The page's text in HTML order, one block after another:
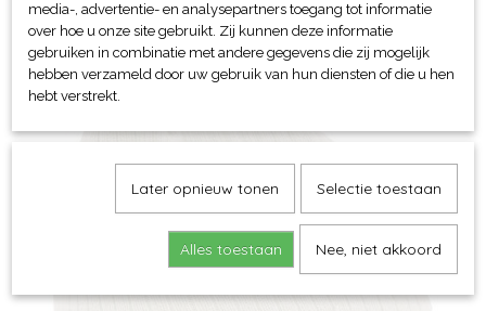
media-, advertentie- en analysepartners toegang tot informatie
over hoe u onze site gebruikt. Zij kunnen deze informatie
gebruiken in combinatie met andere gegevens die zij mogelijk
hebben verzameld door uw gebruik van hun diensten of die u hen
hebt verstrekt.
Later opnieuw tonen Selectie toestaan
Alles toestaan Nee, niet akkoord